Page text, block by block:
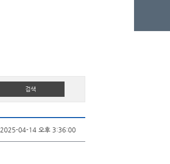
2025-04-14 오후 3:36:00